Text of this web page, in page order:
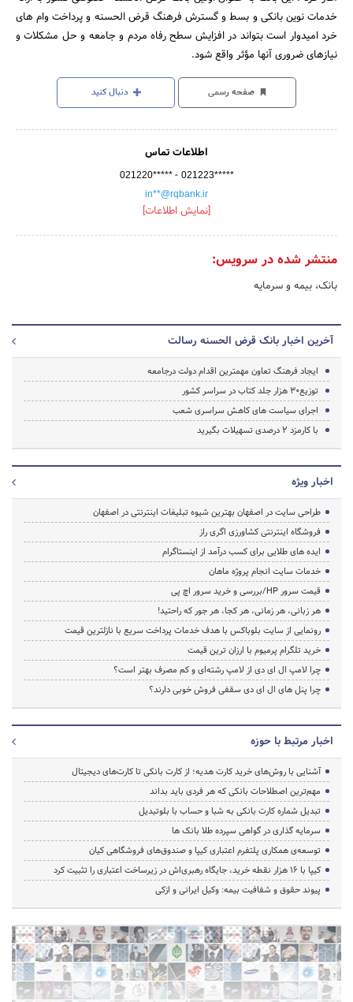
خدمات نوین بانکی و بسط و گسترش فرهنگ قرض الحسنه و پرداخت وام های
خرد امیدوار است بتواند در افزایش سطح رفاه مردم و جامعه و حل مشکلات و
نیازهای ضروری آنها مؤثر واقع شود.
صفحه رسمی دنبال کنید
اطلاعات تماس
021220***** - 021223*****
in**@rqbank.ir
[نمایش اطلاعات]
منتشر شده در سرویس:
بانک، بیمه و سرمایه
آخرین اخبار بانک قرض الحسنه رسالت
ایجاد فرهنگ تعاون مهمترین اقدام دولت درجامعه
توزیع30 هزار جلد کتاب در سراسر کشور
اجرای سیاست های کاهش سراسری شعب
با کارمزد 2 درصدی تسهیلات بگیرید
اخبار ویژه
طراحی سایت در اصفهان بهترین شیوه تبلیغات اینترنتی در اصفهان
فروشگاه اینترنتی کشاورزی اگری راز
ایده های طلایی برای کسب درآمد از اینستاگرام
خدمات سایت انجام پروژه ماهان
قیمت سرور HP/بررسی و خرید سرور اچ پی
هر زبانی، هر زمانی، هر کجا، هر جور که راحتید!
رونمایی از سایت بلوباکس با هدف خدمات پرداخت سریع با نازلترین قیمت
خرید تلگرام پرمیوم با ارزان ترین قیمت
چرا لامپ ال ای دی از لامپ رشته‌ای و کم مصرف بهتر است؟
چرا پنل های ال ای دی سقفی فروش خوبی دارند؟
اخبار مرتبط با حوزه
آشنایی با روش‌های خرید کارت هدیه؛ از کارت بانکی تا کارت‌های دیجیتال
مهم‌ترین اصطلاحات بانکی که هر فردی باید بداند
تبدیل شماره کارت بانکی به شبا و حساب با بلوتبدیل
سرمایه گذاری در گواهی سپرده طلا بانک ها
توسعه‌ی همکاری‌ پلتفرم اعتباری کیپا و صندوق‌های فروشگاهی کیان
کیپا با ۱۶ هزار نقطه خرید، جایگاه رهبری‌اش در زیرساخت اعتباری را تثبیت کرد
پیوند حقوق و شفافیت بیمه: وکیل ایرانی و ازکی